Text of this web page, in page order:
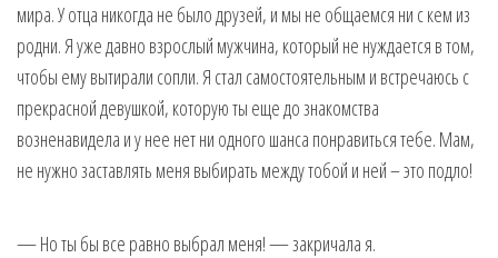
мира. У отца никогда не было друзей, и мы не общаемся ни с кем из
родни. Я уже давно взрослый мужчина, который не нуждается в том,
чтобы ему вытирали сопли. Я стал самостоятельным и встречаюсь с
прекрасной девушкой, которую ты еще до знакомства
возненавидела и у нее нет ни одного шанса понравиться тебе. Мам,
не нужно заставлять меня выбирать между тобой и ней – это подло!
— Но ты бы все равно выбрал меня! — закричала я.